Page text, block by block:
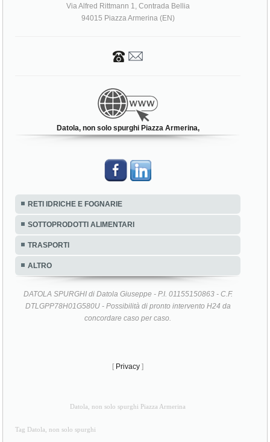
Via Alfred Rittmann 1, Contrada Bellia
94015 Piazza Armerina (EN)
Datola, non solo spurghi Piazza Armerina,
RETI IDRICHE E FOGNARIE
SOTTOPRODOTTI ALIMENTARI
TRASPORTI
ALTRO
DATOLA SPURGHI di Datola Giuseppe - P.I. 01155150863 - C.F.
DTLGPP78H01G580U - Possibilità di pronto intervento H24 da
concordare caso per caso.
[ Privacy ]
Datola, non solo spurghi Piazza Armerina
Tag Datola, non solo spurghi